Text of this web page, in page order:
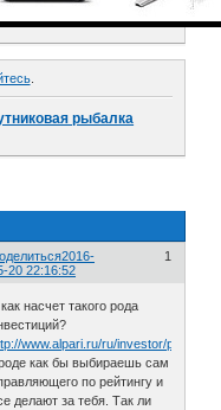
.
рыбалка
1
2016-
20 22:16:52
насчет такого рода
www.alpari.ru/ru/investor/pamm/
как бы выбираешь сам
по рейтингу и
делают за тебя. Так ли